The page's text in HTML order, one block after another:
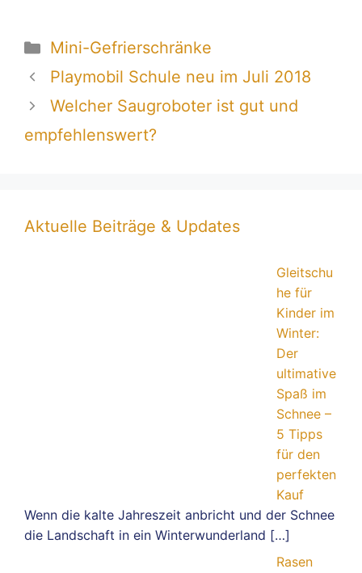
Kategorien
Mini-Gefrierschränke
Playmobil Schule neu im Juli 2018
Welcher Saugroboter ist gut und
empfehlenswert?
Aktuelle Beiträge & Updates
Gleitschu
he für
Kinder im
Winter:
Der
ultimative
Spaß im
Schnee –
5 Tipps
für den
perfekten
Kauf
Wenn die kalte Jahreszeit anbricht und der Schnee
die Landschaft in ein Winterwunderland […]
Rasen